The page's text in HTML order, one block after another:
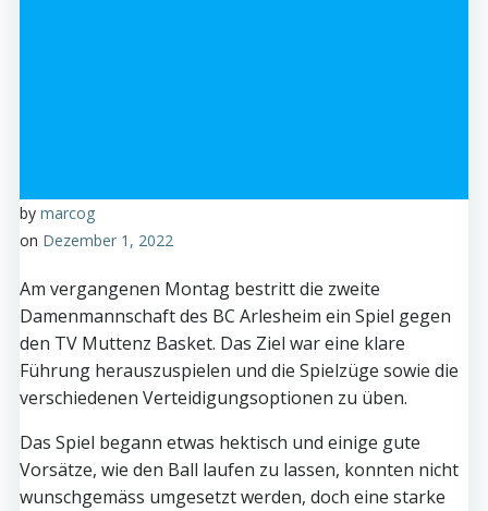
by marcog
on Dezember 1, 2022
Am vergangenen Montag bestritt die zweite
Damenmannschaft des BC Arlesheim ein Spiel gegen
den TV Muttenz Basket. Das Ziel war eine klare
Führung herauszuspielen und die Spielzüge sowie die
verschiedenen Verteidigungsoptionen zu üben.
Das Spiel begann etwas hektisch und einige gute
Vorsätze, wie den Ball laufen zu lassen, konnten nicht
wunschgemäss umgesetzt werden, doch eine starke